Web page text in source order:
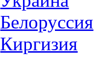
Белоруссия
Киргизия